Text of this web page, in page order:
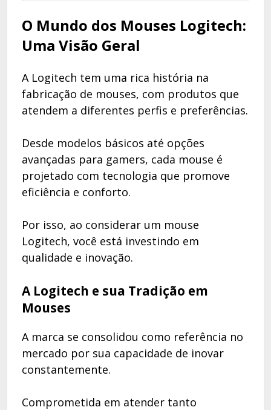
O Mundo dos Mouses Logitech:
Uma Visão Geral
A Logitech tem uma rica história na
fabricação de mouses, com produtos que
atendem a diferentes perfis e preferências.
Desde modelos básicos até opções
avançadas para gamers, cada mouse é
projetado com tecnologia que promove
eficiência e conforto.
Por isso, ao considerar um mouse
Logitech, você está investindo em
qualidade e inovação.
A Logitech e sua Tradição em
Mouses
A marca se consolidou como referência no
mercado por sua capacidade de inovar
constantemente.
Comprometida em atender tanto